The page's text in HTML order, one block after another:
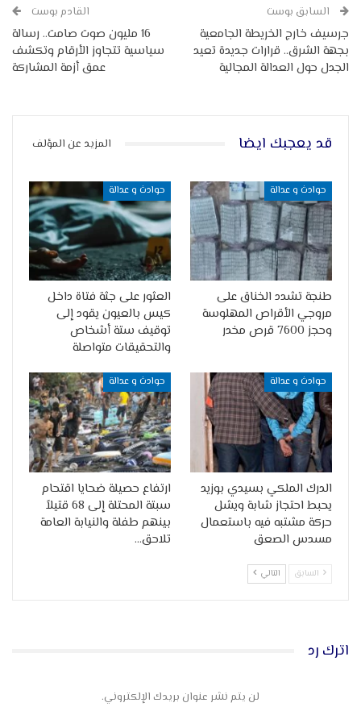
السابق بوست
جرسيف خارج الخريطة الجامعية
بجهة الشرق.. قرارات جديدة تعيد
الجدل حول العدالة المجالية
القادم بوست
16 مليون صوت صامت.. رسالة
سياسية تتجاوز الأرقام وتكشف
عمق أزمة المشاركة
قد يعجبك ايضا المزيد عن المؤلف
حوادث و عدالة
طنجة تشدد الخناق على
مروجي الأقراص المهلوسة
وحجز 7600 قرص مخدر
حوادث و عدالة
العثور على جثة فتاة داخل
كيس بالعيون يقود إلى
توقيف ستة أشخاص
والتحقيقات متواصلة
حوادث و عدالة
الدرك الملكي بسيدي بوزيد
يحبط احتجاز شابة ويشل
حركة مشتبه فيه باستعمال
مسدس الصعق
حوادث و عدالة
ارتفاع حصيلة ضحايا اقتحام
سبتة المحتلة إلى 68 قتيلاً
بينهم طفلة والنيابة العامة
تلاحق…
السابق التالي
اترك رد
لن يتم نشر عنوان بريدك الإلكتروني.